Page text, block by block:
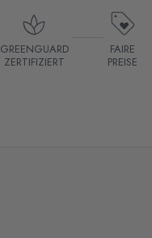
GREENGUARD
ZERTIFIZIERT
FAIRE
PREISE